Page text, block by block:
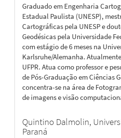
Graduado em Engenharia
Estadual Paulista (UNESP),
Cartográficas pela UNESP e
Geodésicas pela Universidade
com estágio de 6 meses na
Karlsruhe/Alemanha.
UFPR. Atua como professor e
de Pós-Graduação em Ciências
concentra-se na área de
de imagens e visão
Quintino Dalmolin,
Paraná